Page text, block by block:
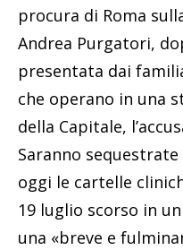
procura di Roma
Andrea Purgatori,
presentata dai
che operano in una
della Capitale,
Saranno
oggi le cartelle
19 luglio scorso in
una «breve e